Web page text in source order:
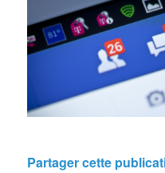
Partager cette